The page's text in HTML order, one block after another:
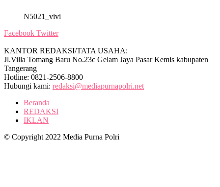
N5021_vivi
Facebook Twitter
KANTOR REDAKSI/TATA USAHA:
Jl.Villa Tomang Baru No.23c Gelam Jaya Pasar Kemis kabupaten
Tangerang
Hotline: 0821-2506-8800
Hubungi kami: redaksi@mediapurnapolri.net
Beranda
REDAKSI
IKLAN
© Copyright 2022 Media Purna Polri